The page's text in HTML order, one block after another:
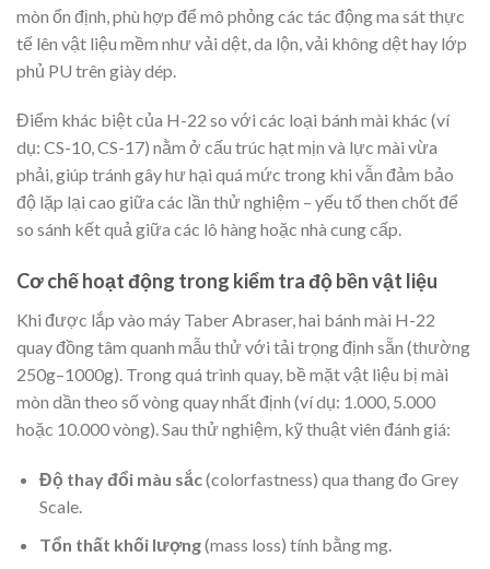
mòn ổn định, phù hợp để mô phỏng các tác động ma sát thực
tế lên vật liệu mềm như vải dệt, da lộn, vải không dệt hay lớp
phủ PU trên giày dép.
Điểm khác biệt của H-22 so với các loại bánh mài khác (ví
dụ: CS-10, CS-17) nằm ở cấu trúc hạt mịn và lực mài vừa
phải, giúp tránh gây hư hại quá mức trong khi vẫn đảm bảo
độ lặp lại cao giữa các lần thử nghiệm – yếu tố then chốt để
so sánh kết quả giữa các lô hàng hoặc nhà cung cấp.
Cơ chế hoạt động trong kiểm tra độ bền vật liệu
Khi được lắp vào máy Taber Abraser, hai bánh mài H-22
quay đồng tâm quanh mẫu thử với tải trọng định sẵn (thường
250g–1000g). Trong quá trình quay, bề mặt vật liệu bị mài
mòn dần theo số vòng quay nhất định (ví dụ: 1.000, 5.000
hoặc 10.000 vòng). Sau thử nghiệm, kỹ thuật viên đánh giá:
Độ thay đổi màu sắc(colorfastness) qua thang đo Grey
Scale.
Tổn thất khối lượng(mass loss) tính bằng mg.